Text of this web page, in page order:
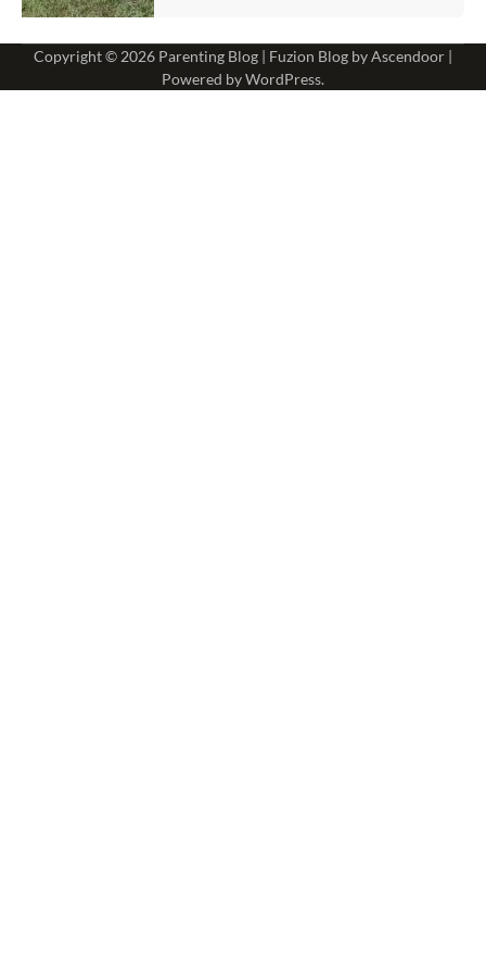
Copyright © 2026 Parenting Blog | Fuzion Blog byAscendoor |
Powered byWordPress.